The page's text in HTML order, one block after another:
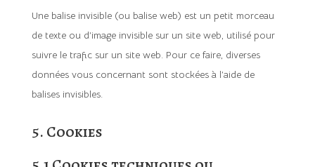
Une balise invisible (ou balise web) est un petit morceau
de texte ou d’image invisible sur un site web, utilisé pour
suivre le trafic sur un site web. Pour ce faire, diverses
données vous concernant sont stockées à l’aide de
balises invisibles.
5. Cookies